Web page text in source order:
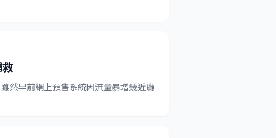
然早前網上預售系統因流量暴增幾近癱